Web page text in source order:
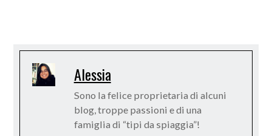
Alessia
Sono la felice proprietaria di alcuni
blog, troppe passioni e di una
famiglia di “tipi da spiaggia”!